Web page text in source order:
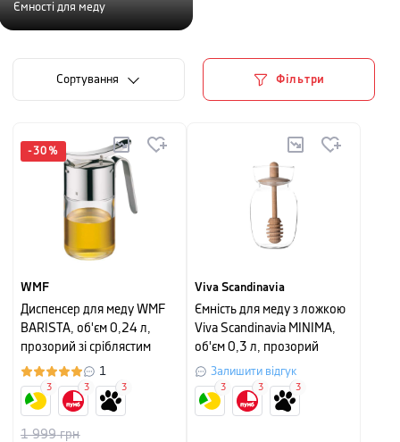
Ємності для меду
Сортування Фільтри
-30 %
WMF
Диспенсер для меду WMF
BARISTA, об'єм 0,24 л,
прозорий зі сріблястим
1
1 999грн
3 3 3
Viva Scandinavia
Ємність для меду з ложкою
Viva Scandinavia MINIMA,
об'єм 0,3 л, прозорий
Залишити відгук
3 3 3